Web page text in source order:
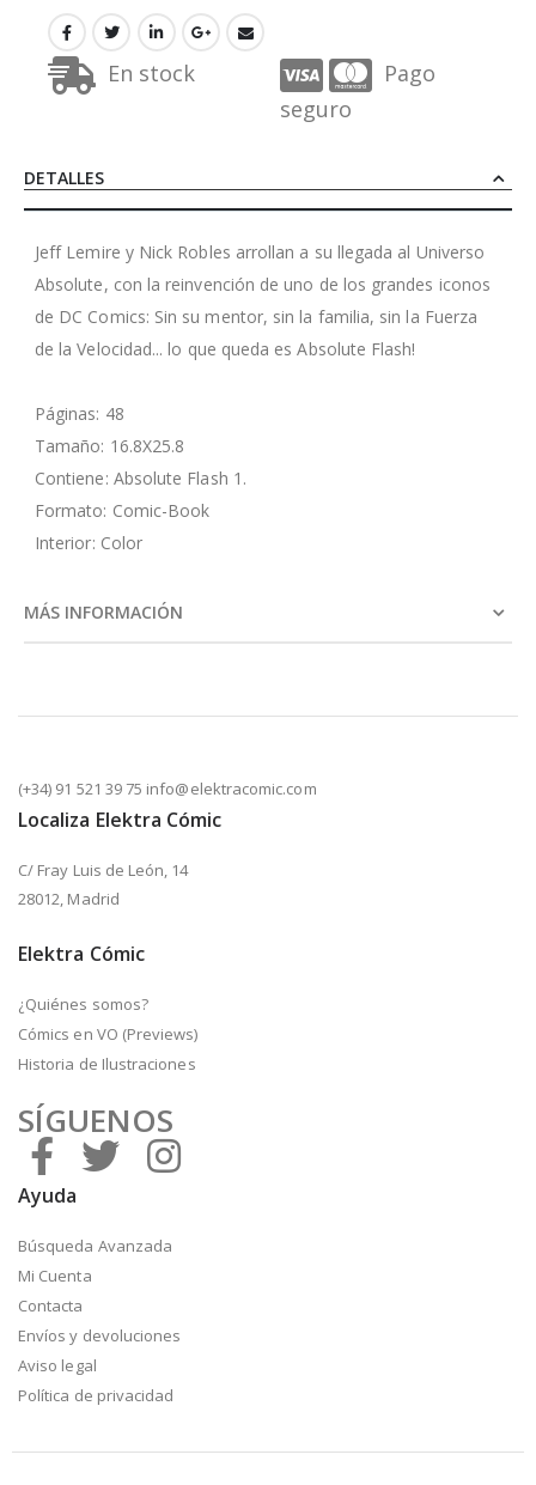
En stock
Pago
seguro
DETALLES
Jeff Lemire y Nick Robles arrollan a su llegada al Universo
Absolute, con la reinvención de uno de los grandes iconos
de DC Comics: Sin su mentor, sin la familia, sin la Fuerza
de la Velocidad... lo que queda es Absolute Flash!
Páginas: 48
Tamaño: 16.8X25.8
Contiene: Absolute Flash 1.
Formato: Comic-Book
Interior: Color
MÁS INFORMACIÓN
(+34) 91 521 39 75 info@elektracomic.com
Localiza Elektra Cómic
C/ Fray Luis de León, 14
28012, Madrid
Elektra Cómic
¿Quiénes somos?
Cómics en VO (Previews)
Historia de Ilustraciones
SÍGUENOS
Ayuda
Búsqueda Avanzada
Mi Cuenta
Contacta
Envíos y devoluciones
Aviso legal
Política de privacidad